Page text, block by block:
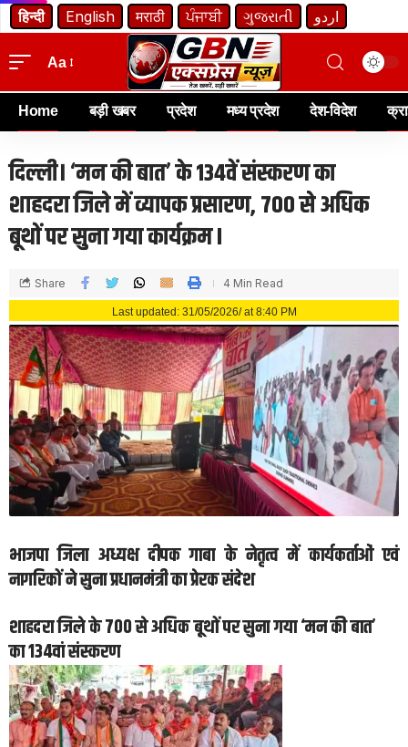
हिन्दी English मराठी ਪੰਜਾਬੀ ગુજરાતી اردو
Aa
Home बड़ी खबर प्रदेश मध्य प्रदेश देश-विदेश
दिल्ली। ‘मन की बात’ के 134वें संस्करण का
शाहदरा जिले में व्यापक प्रसारण, 700 से अधिक
बूथों पर सुना गया कार्यक्रम I
Last updated: 31/05/2026/ at 8:40 PM
Share 4 Min Read
भाजपा जिला अध्यक्ष दीपक गाबा के नेतृत्व में कार्यकर्ताओं एवं
नागरिकों ने सुना प्रधानमंत्री का प्रेरक संदेश
शाहदरा जिले के 700 से अधिक बूथों पर सुना गया ‘मन की बात’
का 134वां संस्करण